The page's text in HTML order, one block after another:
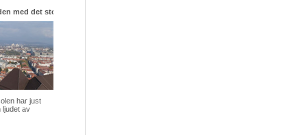
med det stora hjärtat
har just
ljudet av